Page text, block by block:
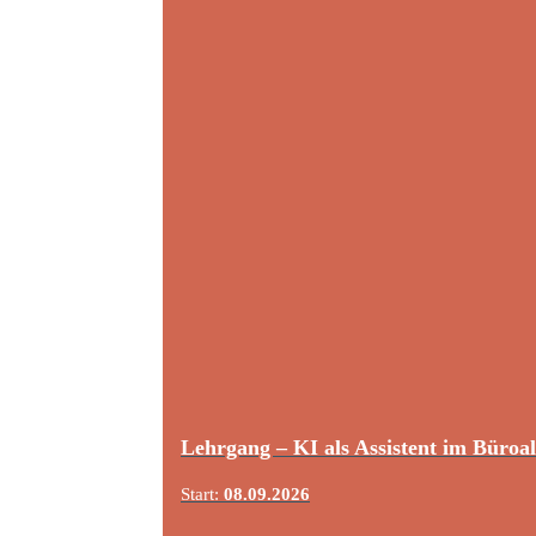
Lehrgang – KI als Assistent im
Start: 08.09.2026